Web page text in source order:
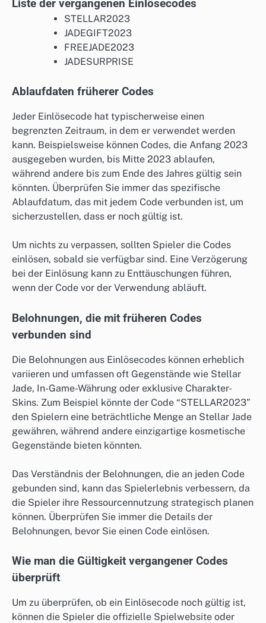
Liste der vergangenen Einlösecodes
STELLAR2023
JADEGIFT2023
FREEJADE2023
JADESURPRISE
Ablaufdaten früherer Codes
Jeder Einlösecode hat typischerweise einen
begrenzten Zeitraum, in dem er verwendet werden
kann. Beispielsweise können Codes, die Anfang 2023
ausgegeben wurden, bis Mitte 2023 ablaufen,
während andere bis zum Ende des Jahres gültig sein
könnten. Überprüfen Sie immer das spezifische
Ablaufdatum, das mit jedem Code verbunden ist, um
sicherzustellen, dass er noch gültig ist.
Um nichts zu verpassen, sollten Spieler die Codes
einlösen, sobald sie verfügbar sind. Eine Verzögerung
bei der Einlösung kann zu Enttäuschungen führen,
wenn der Code vor der Verwendung abläuft.
Belohnungen, die mit früheren Codes
verbunden sind
Die Belohnungen aus Einlösecodes können erheblich
variieren und umfassen oft Gegenstände wie Stellar
Jade, In-Game-Währung oder exklusive Charakter-
Skins. Zum Beispiel könnte der Code “STELLAR2023”
den Spielern eine beträchtliche Menge an Stellar Jade
gewähren, während andere einzigartige kosmetische
Gegenstände bieten könnten.
Das Verständnis der Belohnungen, die an jeden Code
gebunden sind, kann das Spielerlebnis verbessern, da
die Spieler ihre Ressourcennutzung strategisch planen
können. Überprüfen Sie immer die Details der
Belohnungen, bevor Sie einen Code einlösen.
Wie man die Gültigkeit vergangener Codes
überprüft
Um zu überprüfen, ob ein Einlösecode noch gültig ist,
können die Spieler die offizielle Spielwebsite oder